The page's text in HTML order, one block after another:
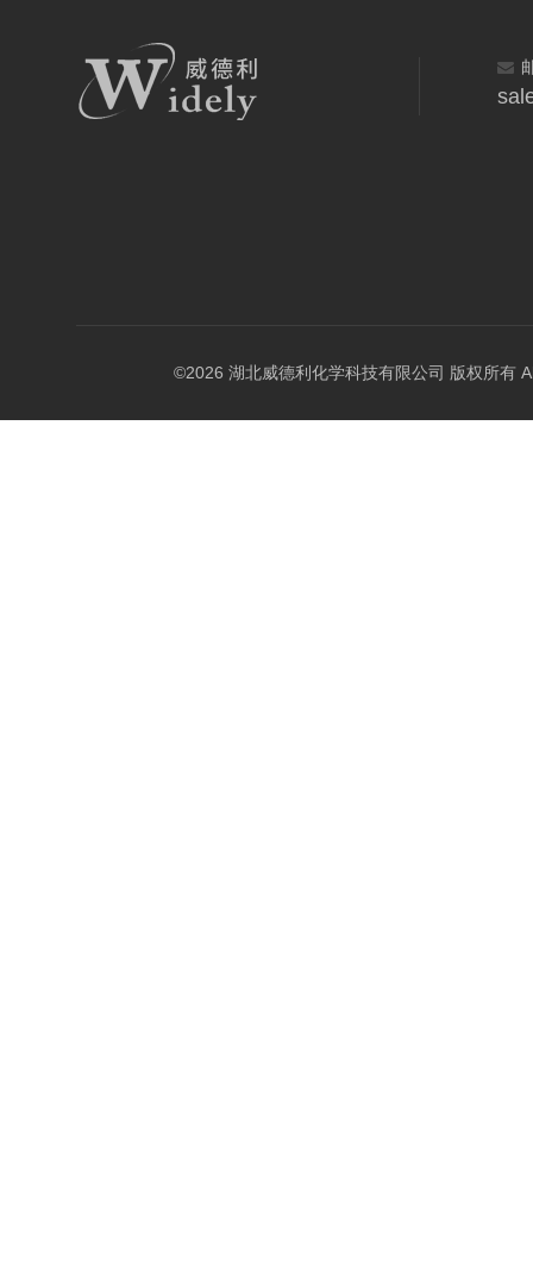
©2026 湖北威德利化学科技有限公司 版权所有